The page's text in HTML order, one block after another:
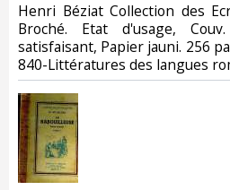
‎Henri Béziat Collection des
Broché. Etat d'usage,
satisfaisant, Papier jauni. 256
840-Littératures des langues